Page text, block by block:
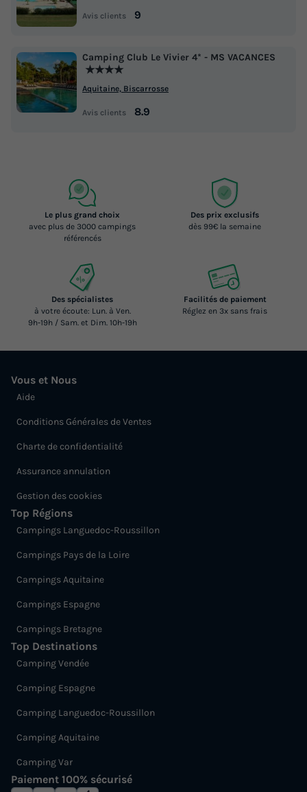
Avis clients 9
Camping Club Le Vivier 4* - MS VACANCES
★★★★
Aquitaine, Biscarrosse
Avis clients 8.9
Le plus grand choix
avec plus de 3000 campings
référencés
Des prix exclusifs
dès 99€ la semaine
Des spécialistes
à votre écoute: Lun. à Ven.
9h-19h / Sam. et Dim. 10h-19h
Facilités de paiement
Réglez en 3x sans frais
Vous et Nous
Aide
Conditions Générales de Ventes
Charte de confidentialité
Assurance annulation
Gestion des cookies
Top Régions
Campings Languedoc-Roussillon
Campings Pays de la Loire
Campings Aquitaine
Campings Espagne
Campings Bretagne
Top Destinations
Camping Vendée
Camping Espagne
Camping Languedoc-Roussillon
Camping Aquitaine
Camping Var
Paiement 100% sécurisé